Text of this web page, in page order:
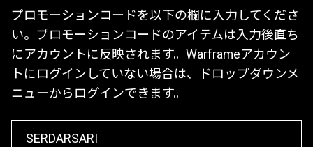
プロモーションコードを以下の欄に入力してくださ
い。プロモーションコードのアイテムは入力後直ち
にアカウントに反映されます。Warframeアカウン
トにログインしていない場合は、ドロップダウンメ
ニューからログインできます。